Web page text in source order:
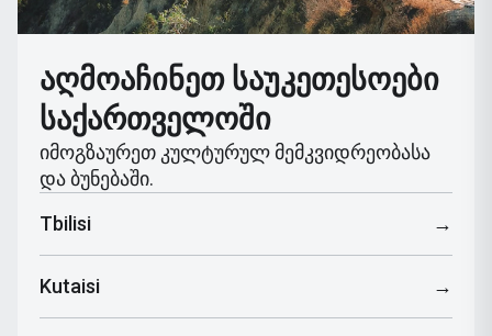
აღმოაჩინეთ საუკეთესოები
საქართველოში
იმოგზაურეთ კულტურულ მემკვიდრეობასა
და ბუნებაში.
Tbilisi
→
Kutaisi →